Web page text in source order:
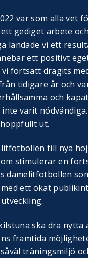
var som alla vet
gediget arbete
landade vi ett
ett positivt
fortsatt dragits
tidigare år och
och
varit
ut.
till nya
stimulerar en
damelitfotbollen
ett ökat
ska dra nytta
framtida
träningsmiljö